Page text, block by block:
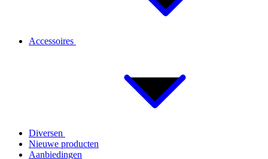
Accessoires
Diversen
Nieuwe producten
Aanbiedingen